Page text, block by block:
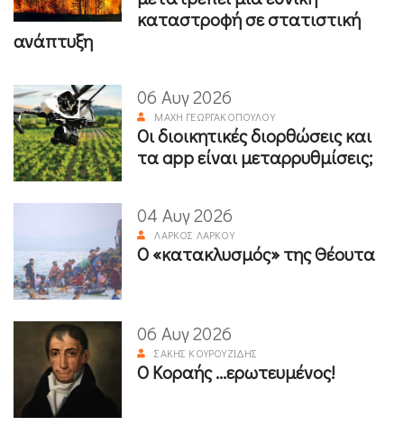
καταστροφή σε στατιστική
ανάπτυξη
06 Αυγ 2026
ΜΆΧΗ ΓΕΩΡΓΑΚΟΠΟΎΛΟΥ
Οι διοικητικές διορθώσεις και
τα app είναι μεταρρυθμίσεις;
04 Αυγ 2026
ΛΆΡΚΟΣ ΛΆΡΚΟΥ
Ο «κατακλυσμός» της Θέουτα
06 Αυγ 2026
ΣΆΚΗΣ ΚΟΥΡΟΥΖΊΔΗΣ
Ο Κοραής ...ερωτευμένος!